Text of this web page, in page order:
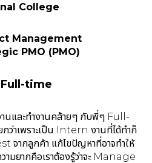
College
Management
PMO (PMO)
Full-time
านและทำงานคล้ายๆ กับพี่ๆ Full-
ว่าเพราะเป็น Intern งานที่ได้ทำก็
จากลูกค้า แก้ไขปัญหาที่อาจทำให้
ามยากคือเราต้องรู้ว่าจะ Manage